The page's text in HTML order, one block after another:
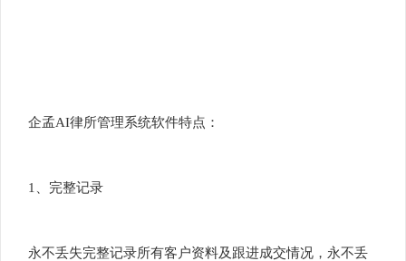
企孟AI律所管理系统软件特点：
1、完整记录
永不丢失完整记录所有客户资料及跟进成交情况，永不丢